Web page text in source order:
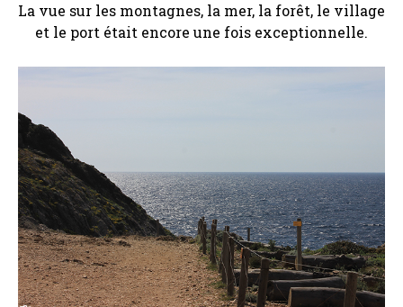
La vue sur les montagnes, la mer, la forêt, le village
et le port était encore une fois exceptionnelle.